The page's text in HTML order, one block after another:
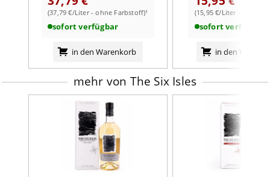
(37,79 €/Liter - ohne Farbstoff)¹
sofort verfügbar
in den Warenkorb
(15,95 €/Liter - mit
sofort verfügbar
in den
mehr von The Six Isles